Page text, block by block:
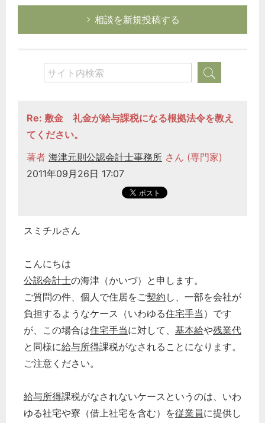
相談を新規投稿する
Re: 敷金 礼金が給与課税になる根拠法令を教え
てください。
著者 海津元則公認会計士事務所 さん (専門家)
2011年09月26日 17:07
スミチルさん
こんにちは
公認会計士の海津（かいづ）と申します。
ご質問の件、個人で住居をご契約 し、一部を会社が
負担するようなケース（いわゆる住宅手当 ）です
が、この場合は住宅手当に対して、 基本給や残業代
と同様に給与所得課税がなされることになります。
ご注意ください。
給与所得課税がなされないケースというのは、いわ
ゆる社宅や寮（借上社宅を含む）を従業員に提供し